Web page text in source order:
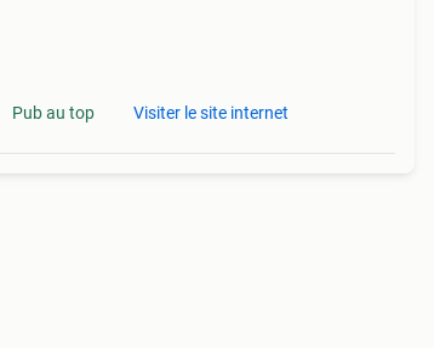
Pub au top Visiter le site internet